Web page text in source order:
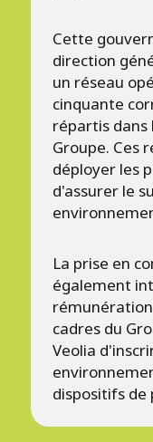
Cette
direction
un réseau
cinquante
répartis
Groupe. Ces
déployer les
d'assurer le
La prise en
également
cadres du
Veolia
dispositifs de